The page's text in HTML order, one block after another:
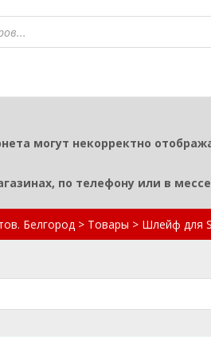
могут некорректно
по телефону или в
Белгород > Товары > Шлейф для